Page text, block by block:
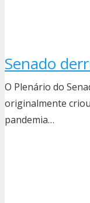
Senado
O Plenário do
originalmente
pandemia…